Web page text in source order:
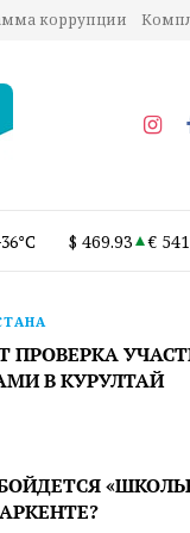
коррупции
$ 469.93 €
ПРОВЕРКА
В КУРУЛТАЙ